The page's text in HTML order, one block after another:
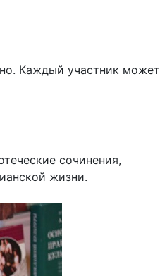
Каждый участник может
сочинения,
жизни.